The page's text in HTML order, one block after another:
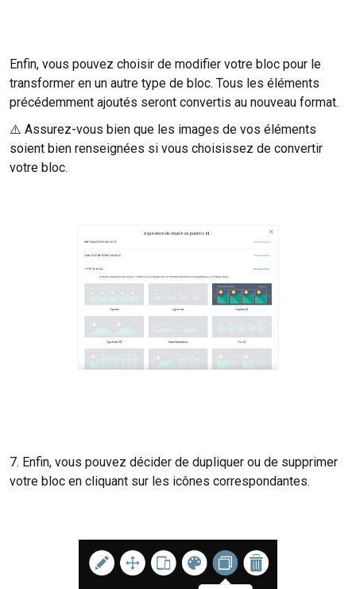
Enfin, vous pouvez choisir de modifier votre bloc pour le
transformer en un autre type de bloc. Tous les éléments
précédemment ajoutés seront convertis au nouveau format.
⚠️ Assurez-vous bien que les images de vos éléments
soient bien renseignées si vous choisissez de convertir
votre bloc.
7. Enfin, vous pouvez décider de dupliquer ou de supprimer
votre bloc en cliquant sur les icônes correspondantes.